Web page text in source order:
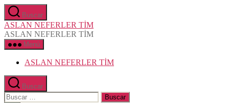
Saltar
al
contenido
Buscar
ASLAN NEFERLER TİM
ASLAN NEFERLER TİM
Menú
ASLAN NEFERLER TİM
Buscar
Buscar: